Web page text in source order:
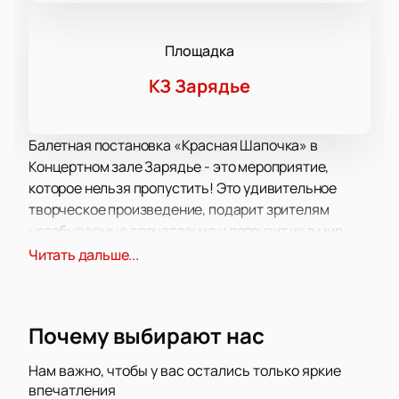
Площадка
КЗ Зарядье
Балетная постановка «Красная Шапочка» в
Концертном зале Зарядье - это мероприятие,
которое нельзя пропустить! Это удивительное
творческое произведение, подарит зрителям
незабываемые впечатления и погрузит их в мир
фантазий.
неповторимой энергией и техникой исполнения,
динамичные образы на сцене. Балет «Красная
Читать дальше...
Почему выбирают нас
Нам важно, чтобы у вас остались только яркие
впечатления